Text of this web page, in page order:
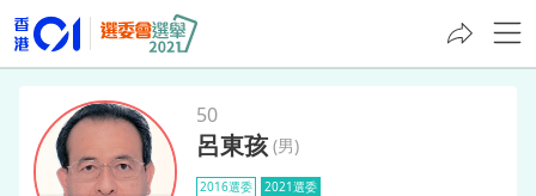
呂東孩
50
呂東孩 (男)
2016選委 2021選委